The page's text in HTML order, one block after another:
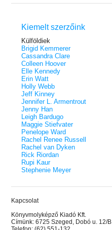
Kiemelt szerzőink
Külföldiek
Brigid Kemmerer
Cassandra Clare
Colleen Hoover
Elle Kennedy
Erin Watt
Holly Webb
Jeff Kinney
Jennifer L. Armentrout
Jenny Han
Leigh Bardugo
Maggie Stiefvater
Penelope Ward
Rachel Renee Russell
Rachel van Dyken
Rick Riordan
Rupi Kaur
Stephenie Meyer
Kapcsolat
Könyvmolyképző Kiadó Kft.
Címünk: 6725 Szeged, Dobó u. 12/B